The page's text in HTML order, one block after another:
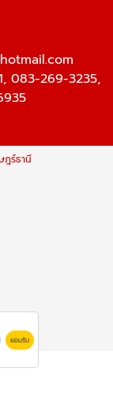
, 083-269-3235,
ฎร์ธานี
ยอมรับ